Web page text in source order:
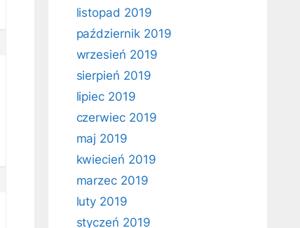
listopad 2019
październik 2019
wrzesień 2019
sierpień 2019
lipiec 2019
czerwiec 2019
maj 2019
kwiecień 2019
marzec 2019
luty 2019
styczeń 2019